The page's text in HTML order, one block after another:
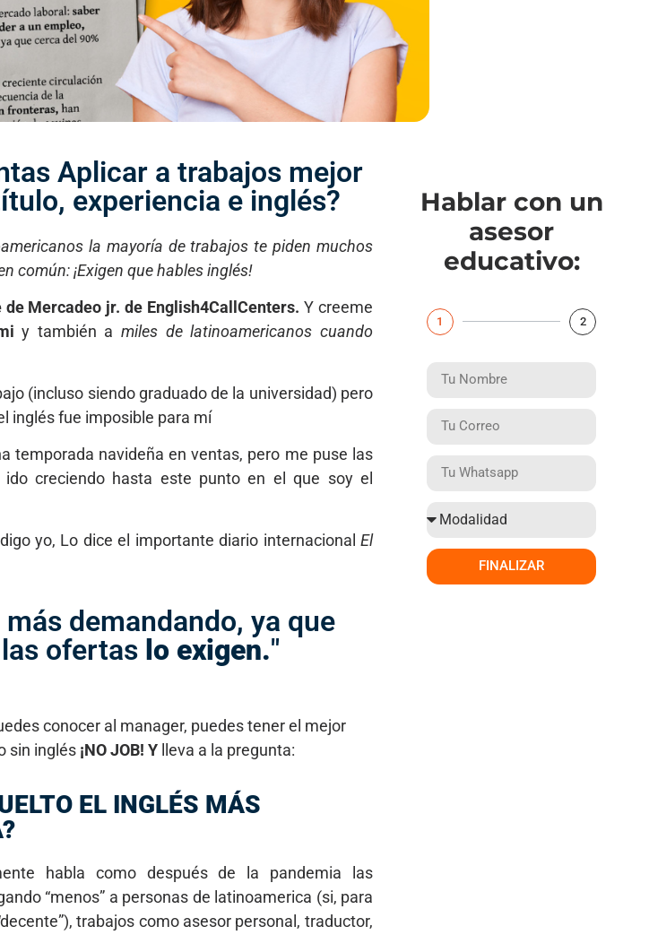
Aplicar a trabajos mejor
experiencia e inglés?
la mayoría de trabajos te piden muchos
común: ¡Exigen que hables inglés!
de Mercadeo jr. de English4CallCenters.Y creeme
y también amiles de latinoamericanos cuando
(incluso siendo graduado de la universidad) pero
inglés fue imposible para mí
temporada navideña en ventas, pero me puse las
creciendo hasta este punto en el que soy el
yo, Lo dice el importante diario internacional El
demandando, ya que
ofertas lo exigen."
conocer al manager, puedes tener el mejor
sin inglés ¡NO JOB! Y lleva a la pregunta:
EL INGLÉS MÁS
habla como después de la pandemia las
“menos” a personas de latinoamerica (si, para
trabajos como asesor personal, traductor,
Hablar con un
asesor
educativo:
1 2
FINALIZAR